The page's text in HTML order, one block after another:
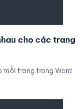
cho các trang
mỗi trang trong Word